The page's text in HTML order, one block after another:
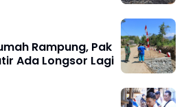
Rampung, Pak
Ada Longsor Lagi